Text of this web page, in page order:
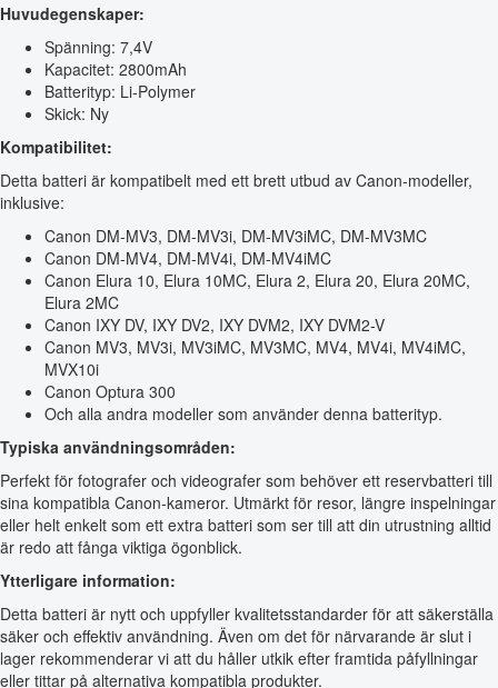
Huvudegenskaper:
Spänning: 7,4V
Kapacitet: 2800mAh
Batterityp: Li-Polymer
Skick: Ny
Kompatibilitet:
Detta batteri är kompatibelt med ett brett utbud av Canon-modeller,
inklusive:
Canon DM-MV3, DM-MV3i, DM-MV3iMC, DM-MV3MC
Canon DM-MV4, DM-MV4i, DM-MV4iMC
Canon Elura 10, Elura 10MC, Elura 2, Elura 20, Elura 20MC,
Elura 2MC
Canon IXY DV, IXY DV2, IXY DVM2, IXY DVM2-V
Canon MV3, MV3i, MV3iMC, MV3MC, MV4, MV4i, MV4iMC,
MVX10i
Canon Optura 300
Och alla andra modeller som använder denna batterityp.
Typiska användningsområden:
Perfekt för fotografer och videografer som behöver ett reservbatteri till
sina kompatibla Canon-kameror. Utmärkt för resor, längre inspelningar
eller helt enkelt som ett extra batteri som ser till att din utrustning alltid
är redo att fånga viktiga ögonblick.
Ytterligare information:
Detta batteri är nytt och uppfyller kvalitetsstandarder för att säkerställa
säker och effektiv användning. Även om det för närvarande är slut i
lager rekommenderar vi att du håller utkik efter framtida påfyllningar
eller tittar på alternativa kompatibla produkter.